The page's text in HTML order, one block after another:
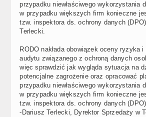
przypadku niewłaściwego wykorzystania
w przypadku większych firm konieczne
tzw. inspektora ds. ochrony danych
Terlecki.
RODO nakłada obowiązek oceny ryzyka
audytu związanego z ochroną danych
więc sprawdzić jak wygląda sytuacja na
potencjalne zagrożenie oraz opracować
przypadku niewłaściwego wykorzystania
w przypadku większych firm konieczne
tzw. inspektora ds. ochrony danych (DPO)
-Dariusz Terlecki, Dyrektor Sprzedaży w